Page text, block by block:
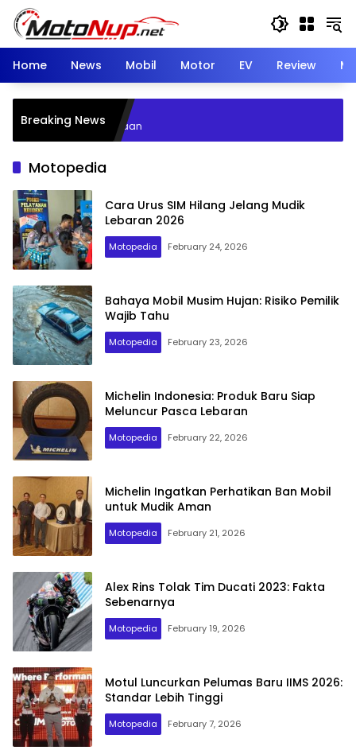
Skip
content
Home
News Mobil Motor EV Review
Breaking News
Vokasi: Beri
untuk 5 SMK Binaan
Motopedia
Cara Urus SIM Hilang Jelang Mudik
Lebaran 2026
Motopedia February 24, 2026
Bahaya Mobil Musim Hujan: Risiko Pemilik
Wajib Tahu
Motopedia February 23, 2026
Michelin Indonesia: Produk Baru Siap
Meluncur Pasca Lebaran
Motopedia February 22, 2026
Michelin Ingatkan Perhatikan Ban Mobil
untuk Mudik Aman
Motopedia February 21, 2026
Alex Rins Tolak Tim Ducati 2023: Fakta
Sebenarnya
Motopedia February 19, 2026
Motul Luncurkan Pelumas Baru IIMS 2026:
Standar Lebih Tinggi
Motopedia February 7, 2026